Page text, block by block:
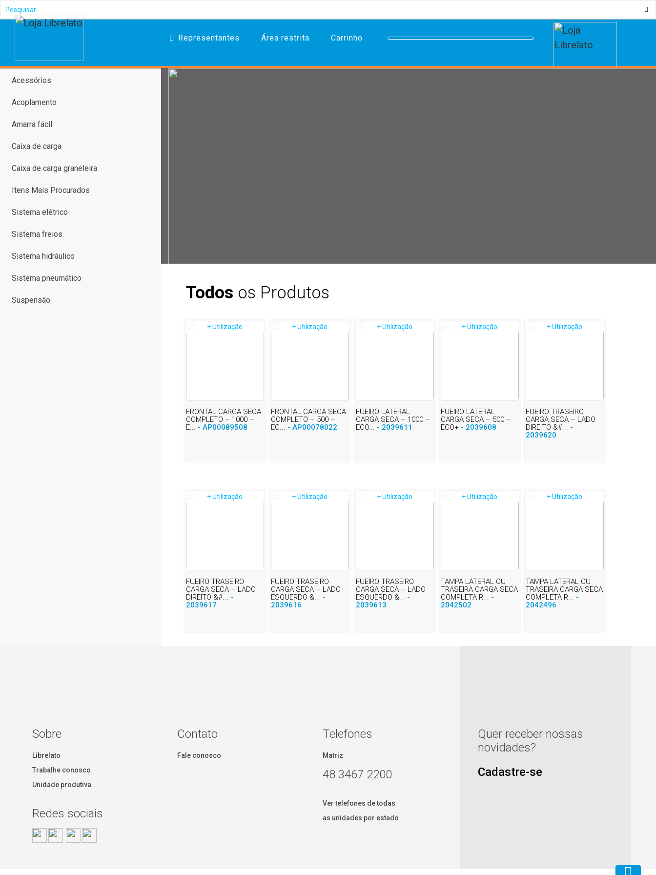
Representantes Área restrita Carrinho
Todos os Produtos
FRONTAL CARGA SECA
COMPLETO – 1000 –
E... - AP00089508
+ Utilização
FRONTAL CARGA SECA
COMPLETO – 500 –
EC... - AP00078022
+ Utilização
FUEIRO LATERAL
CARGA SECA – 1000 –
ECO... - 2039611
+ Utilização
FUEIRO LATERAL
CARGA SECA – 500 –
ECO+ - 2039608
+ Utilização
FUEIRO TRASEIRO
CARGA SECA – LADO
DIREITO &#... -
2039620
+ Utilização
FUEIRO TRASEIRO
CARGA SECA – LADO
DIREITO &#... -
2039617
+ Utilização
FUEIRO TRASEIRO
CARGA SECA – LADO
ESQUERDO &... -
2039616
+ Utilização
FUEIRO TRASEIRO
CARGA SECA – LADO
ESQUERDO &... -
2039613
+ Utilização
TAMPA LATERAL OU
TRASEIRA CARGA SECA
COMPLETA R... -
2042502
+ Utilização
TAMPA LATERAL OU
TRASEIRA CARGA SECA
COMPLETA R... -
2042496
+ Utilização
Acessórios
Acoplamento
Amarra fácil
Caixa de carga
Caixa de carga graneleira
Itens Mais Procurados
Sistema elétrico
Sistema freios
Sistema hidráulico
Sistema pneumático
Suspensão
Sobre
Librelato
Trabalhe conosco
Unidade produtiva
Redes sociais
Contato
Fale conosco
Telefones
Matriz
48 3467 2200
Ver telefones de todas
as unidades por estado
Quer receber nossas
novidades?
Cadastre-se